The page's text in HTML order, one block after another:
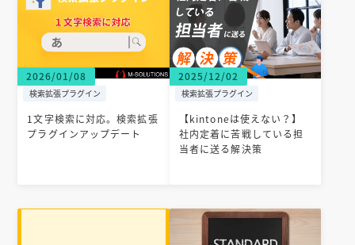
2026/01/08
検索拡張プラグイン
1文字検索に対応。検索拡張
プラグインアップデート
2025/12/02
検索拡張プラグイン
【kintoneは使えない？】
社内定着に苦戦している担
当者に送る解決策